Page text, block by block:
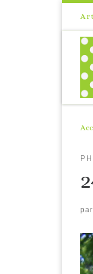
Passer au contenu
par